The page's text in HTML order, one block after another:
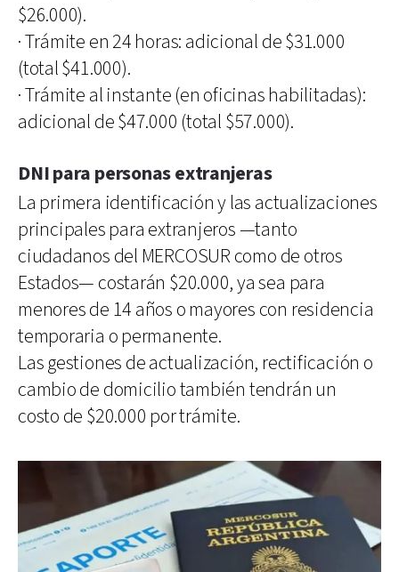
$26.000).
·Trámite en 24 horas: adicional de $31.000
(total $41.000).
·Trámite al instante (en oficinas habilitadas):
adicional de $47.000 (total $57.000).
DNI para personas extranjeras
La primera identificación y las actualizaciones
principales para extranjeros —tanto
ciudadanos del MERCOSUR como de otros
Estados— costarán $20.000, ya sea para
menores de 14 años o mayores con residencia
temporaria o permanente.
Las gestiones de actualización, rectificación o
cambio de domicilio también tendrán un
costo de $20.000 por trámite.